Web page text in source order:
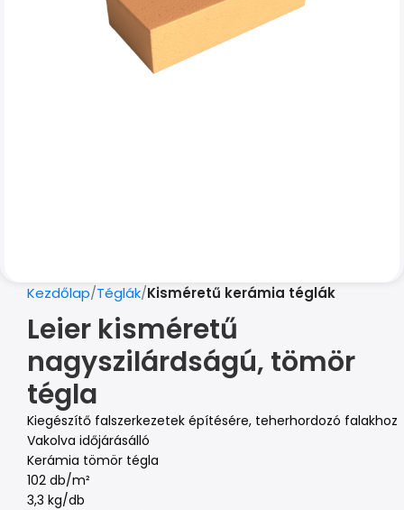
Kezdőlap Téglák Kisméretű kerámia téglák
Leier kisméretű
nagyszilárdságú, tömör
tégla
Kiegészítő falszerkezetek építésére, teherhordozó falakhoz
Vakolva időjárásálló
Kerámia tömör tégla
102 db/m²
3,3 kg/db